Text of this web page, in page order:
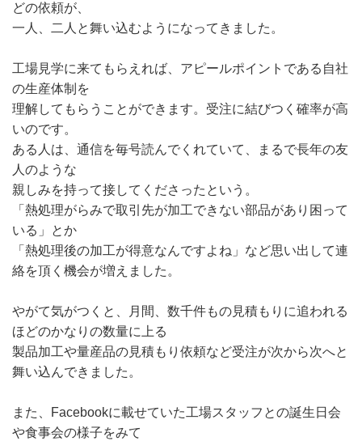
どの依頼が、
一人、二人と舞い込むようになってきました。
工場見学に来てもらえれば、アピールポイントである自社
の生産体制を
理解してもらうことができます。受注に結びつく確率が高
いのです。
ある人は、通信を毎号読んでくれていて、まるで長年の友
人のような
親しみを持って接してくださったという。
「熱処理がらみで取引先が加工できない部品があり困って
いる」とか
「熱処理後の加工が得意なんですよね」など思い出して連
絡を頂く機会が増えました。
やがて気がつくと、月間、数千件もの見積もりに追われる
ほどのかなりの数量に上る
製品加工や量産品の見積もり依頼など受注が次から次へと
舞い込んできました。
また、Facebookに載せていた工場スタッフとの誕生日会
や食事会の様子をみて